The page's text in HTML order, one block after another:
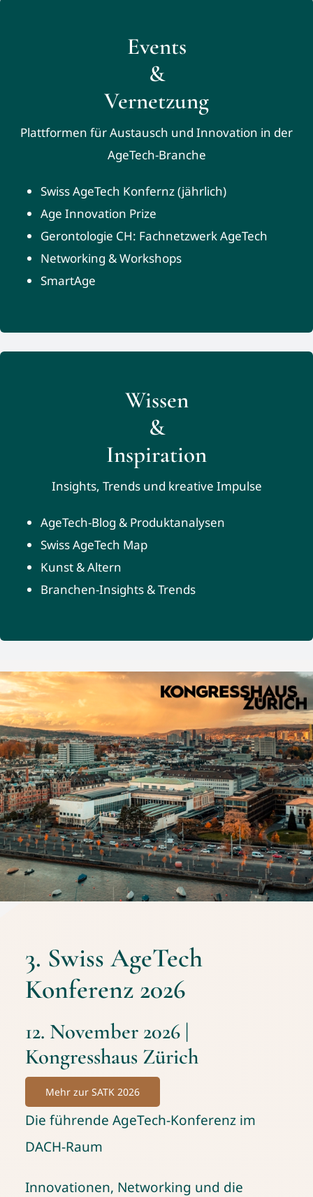
Events
&
Vernetzung
Plattformen für Austausch und Innovation in der
AgeTech-Branche
Swiss AgeTech Konfernz (jährlich)
Age Innovation Prize
Gerontologie CH: Fachnetzwerk AgeTech
Networking & Workshops
SmartAge
Wissen
&
Inspiration
Insights, Trends und kreative Impulse
AgeTech-Blog & Produktanalysen
Swiss AgeTech Map
Kunst & Altern
Branchen-Insights & Trends
3. Swiss AgeTech
Konferenz 2026
12. November 2026 |
Kongresshaus Zürich
Mehr zur SATK 2026
Die führende AgeTech-Konferenz im
DACH-Raum
Innovationen, Networking und die